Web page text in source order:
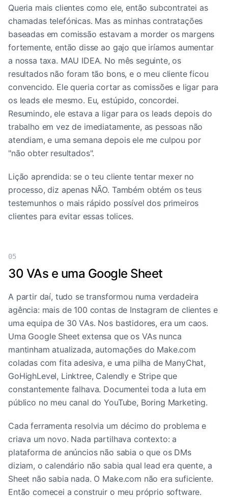
Queria mais clientes como ele, então subcontratei as
chamadas telefónicas. Mas as minhas contratações
baseadas em comissão estavam a morder os margens
fortemente, então disse ao gajo que iríamos aumentar
a nossa taxa. MAU IDEA. No mês seguinte, os
resultados não foram tão bons, e o meu cliente ficou
convencido. Ele queria cortar as comissões e ligar para
os leads ele mesmo. Eu, estúpido, concordei.
Resumindo, ele estava a ligar para os leads depois do
trabalho em vez de imediatamente, as pessoas não
atendiam, e uma semana depois ele me culpou por
"não obter resultados".
Lição aprendida: se o teu cliente tentar mexer no
processo, diz apenas NÃO. Também obtém os teus
testemunhos o mais rápido possível dos primeiros
clientes para evitar essas tolices.
05
30 VAs e uma Google Sheet
A partir daí, tudo se transformou numa verdadeira
agência: mais de 100 contas de Instagram de clientes e
uma equipa de 30 VAs. Nos bastidores, era um caos.
Uma Google Sheet extensa que os VAs nunca
mantinham atualizada, automações do Make.com
coladas com fita adesiva, e uma pilha de ManyChat,
GoHighLevel, Linktree, Calendly e Stripe que
constantemente falhava. Documentei toda a luta em
público no meu canal do YouTube, Boring Marketing.
Cada ferramenta resolvia um décimo do problema e
criava um novo. Nada partilhava contexto: a
plataforma de anúncios não sabia o que os DMs
diziam, o calendário não sabia qual lead era quente, a
Sheet não sabia nada. O Make.com não era suficiente.
Então comecei a construir o meu próprio software.